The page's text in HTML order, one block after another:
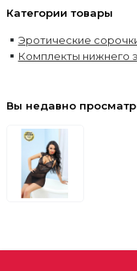
Категории товары
Эротические
Комплекты нижнего
Вы недавно